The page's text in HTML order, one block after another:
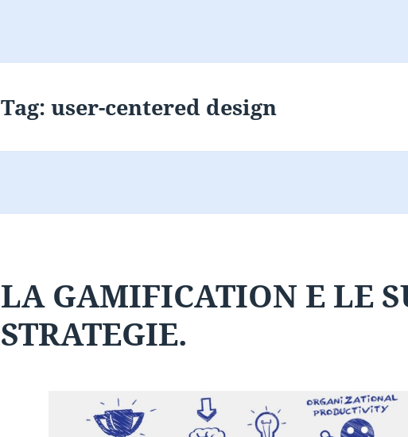
Tag:user-centered design
LA GAMIFICATION E LE
STRATEGIE.